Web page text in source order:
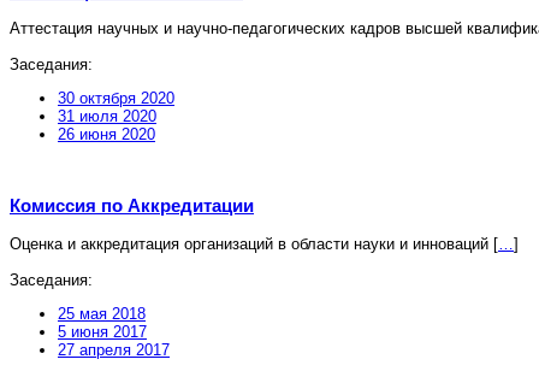
Аттестация научных и научно-педагогических кадров высшей
Заседания:
30 октября 2020
31 июля 2020
26 июня 2020
Комиссия по Аккредитации
Оценка и аккредитация организаций в области науки и инноваций [
]
Заседания:
25 мая 2018
5 июня 2017
27 апреля 2017